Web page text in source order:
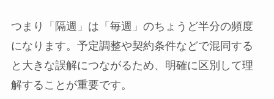
つまり「隔週」は「毎週」のちょうど半分の頻度
になります。予定調整や契約条件などで混同する
と大きな誤解につながるため、明確に区別して理
解することが重要です。